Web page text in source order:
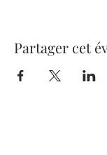
Partager cet